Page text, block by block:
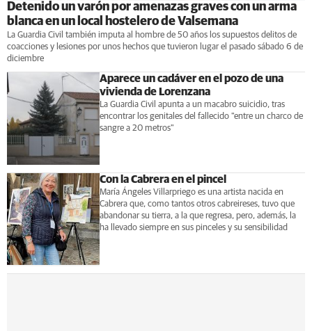
Detenido un varón por amenazas graves con un arma
blanca en un local hostelero de Valsemana
La Guardia Civil también imputa al hombre de 50 años los supuestos delitos de
coacciones y lesiones por unos hechos que tuvieron lugar el pasado sábado 6 de
diciembre
Aparece un cadáver en el pozo de una
vivienda de Lorenzana
La Guardia Civil apunta a un macabro suicidio, tras
encontrar los genitales del fallecido "entre un charco de
sangre a 20 metros"
Con la Cabrera en el pincel
María Ángeles Villarpriego es una artista nacida en
Cabrera que, como tantos otros cabreireses, tuvo que
abandonar su tierra, a la que regresa, pero, además, la
ha llevado siempre en sus pinceles y su sensibilidad